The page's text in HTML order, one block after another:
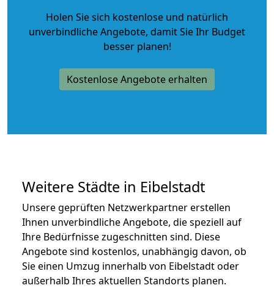
Holen Sie sich kostenlose und natürlich
unverbindliche Angebote, damit Sie Ihr Budget
besser planen!
Kostenlose Angebote erhalten
Weitere Städte in Eibelstadt
Unsere geprüften Netzwerkpartner erstellen
Ihnen unverbindliche Angebote, die speziell auf
Ihre Bedürfnisse zugeschnitten sind. Diese
Angebote sind kostenlos, unabhängig davon, ob
Sie einen Umzug innerhalb von Eibelstadt oder
außerhalb Ihres aktuellen Standorts planen.